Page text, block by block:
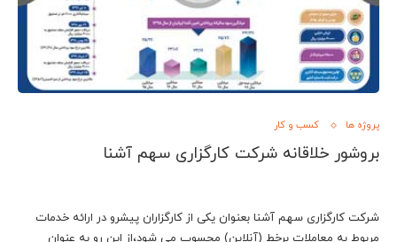
پروژه ها کسب و کار
بروشور خلاقانه شرکت کارگزاری سهم آشنا
شرکت کارگزاری سهم آشنا بعنوان یکی از کارگزاران پیشرو در ارائه خدمات
مربوط به معاملات برخط (آنلاین) محسوب می شود،از این رو به عنوان